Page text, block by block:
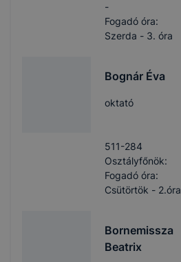
-
Fogadó óra:
Szerda - 3. óra
Bognár Éva
oktató
511-284
Osztályfőnök:
Fogadó óra:
Csütörtök - 2.óra
Bornemissza
Beatrix